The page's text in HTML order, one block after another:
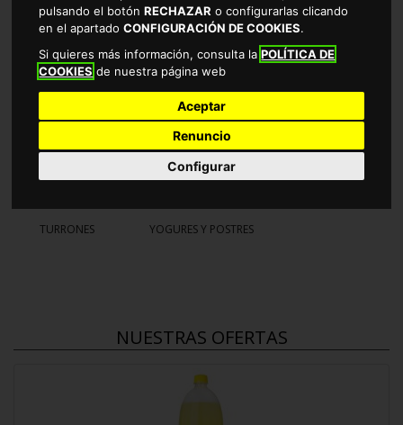
pulsando el botónRECHAZAR o configurarlas clicando
en el apartadoCONFIGURACIÓN DE COOKIES.
Si quieres más información, consulta laPOLÍTICA DE
COOKIES de nuestra página web
Aceptar
Renuncio
Configurar
MASCOTAS NO EXISTE
TURRONES YOGURES Y POSTRES
NUESTRAS OFERTAS
REFRESCO LIMON ALTEZA Botella 2L